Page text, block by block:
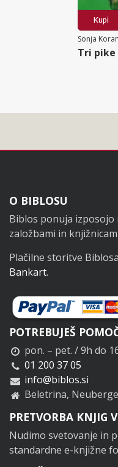
Kupi
Sonja
Tri pike
Noga
O BIBLOSU
Biblos ponuja izposojo
založbami in
Plačilne storitve
Bankart.
POTREBUJEŠ
pon. – pet. / 9h do
01 200 37 05
info@biblos.si
Beletrina,
PRETVORBA KNJIG
Nudimo svetovanje in
standardne e-knjižne